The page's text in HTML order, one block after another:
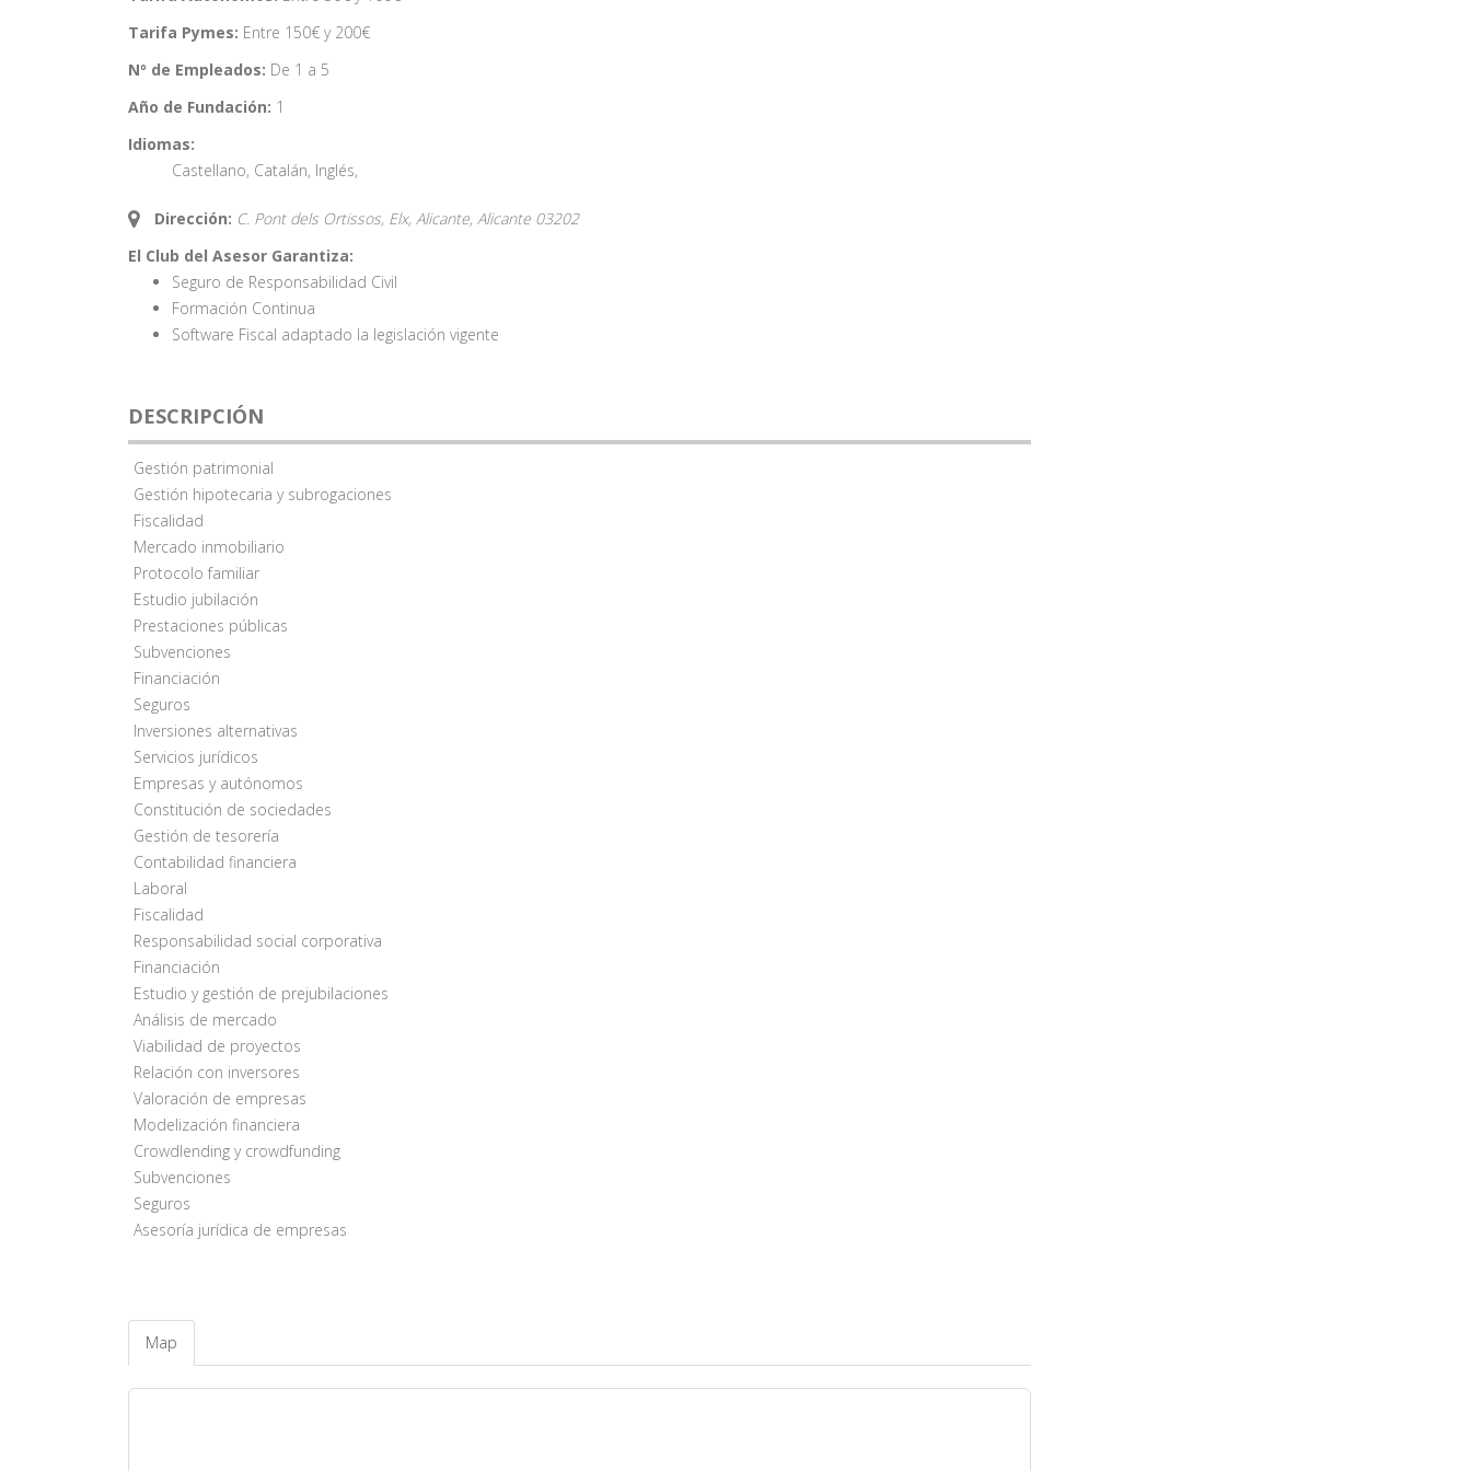
Tarifa Pymes: Entre 150€ y 200€
Nº de Empleados: De 1 a 5
Año de Fundación: 1
Idiomas:
Castellano, Catalán, Inglés,
Dirección: C. Pont dels Ortissos, Elx, Alicante, Alicante 03202
El Club del Asesor Garantiza:
Seguro de Responsabilidad Civil
Formación Continua
Software Fiscal adaptado la legislación vigente
DESCRIPCIÓN
Gestión patrimonial
Gestión hipotecaria y subrogaciones
Fiscalidad
Mercado inmobiliario
Protocolo familiar
Estudio jubilación
Prestaciones públicas
Subvenciones
Financiación
Seguros
Inversiones alternativas
Servicios jurídicos
Empresas y autónomos
Constitución de sociedades
Gestión de tesorería
Contabilidad financiera
Laboral
Fiscalidad
Responsabilidad social corporativa
Financiación
Estudio y gestión de prejubilaciones
Análisis de mercado
Viabilidad de proyectos
Relación con inversores
Valoración de empresas
Modelización financiera
Crowdlending y crowdfunding
Subvenciones
Seguros
Asesoría jurídica de empresas
Map